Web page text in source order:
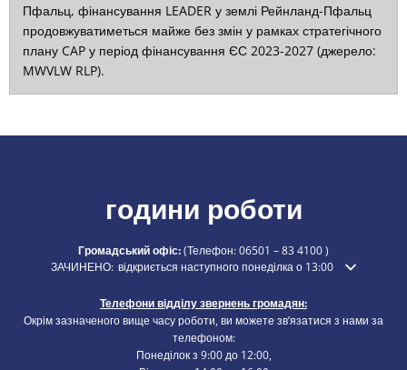
Пфальц, фінансування LEADER у землі Рейнланд-Пфальц
продовжуватиметься майже без змін у рамках стратегічного
плану CAP у період фінансування ЄС 2023-2027 (джерело:
MWVLW RLP).
години роботи
Громадський офіс:(Телефон:06501 – 83 4100)
Натисніть, щоб приховати додатковий час відкриття або закриття
ЗАЧИНЕНО: відкриється наступного понеділка о 13:00
Телефони відділу звернень громадян:
Окрім зазначеного вище часу роботи, ви можете зв’язатися з нами за
телефоном:
Понеділок з 9:00 до 12:00,